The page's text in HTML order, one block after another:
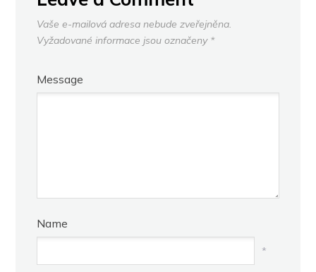
Vaše e-mailová adresa nebude zveřejněna.
Vyžadované informace jsou označeny *
Message
Name
*